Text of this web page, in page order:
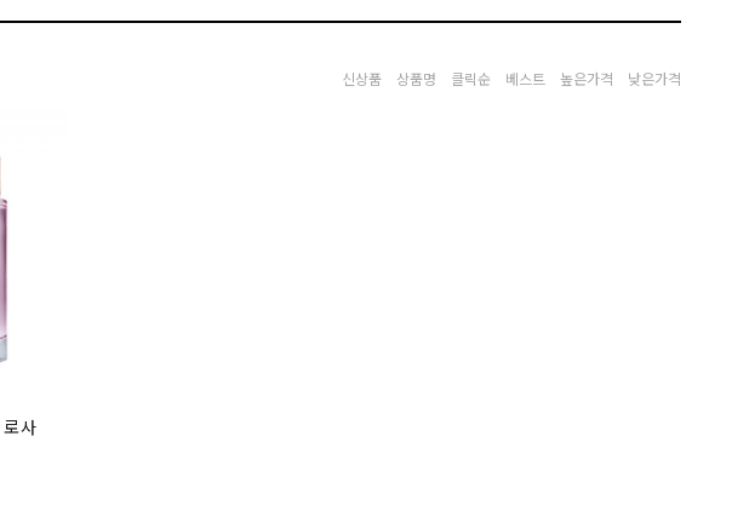
신상품 상품명 클릭순 베스트 높은가격 낮은가격
사